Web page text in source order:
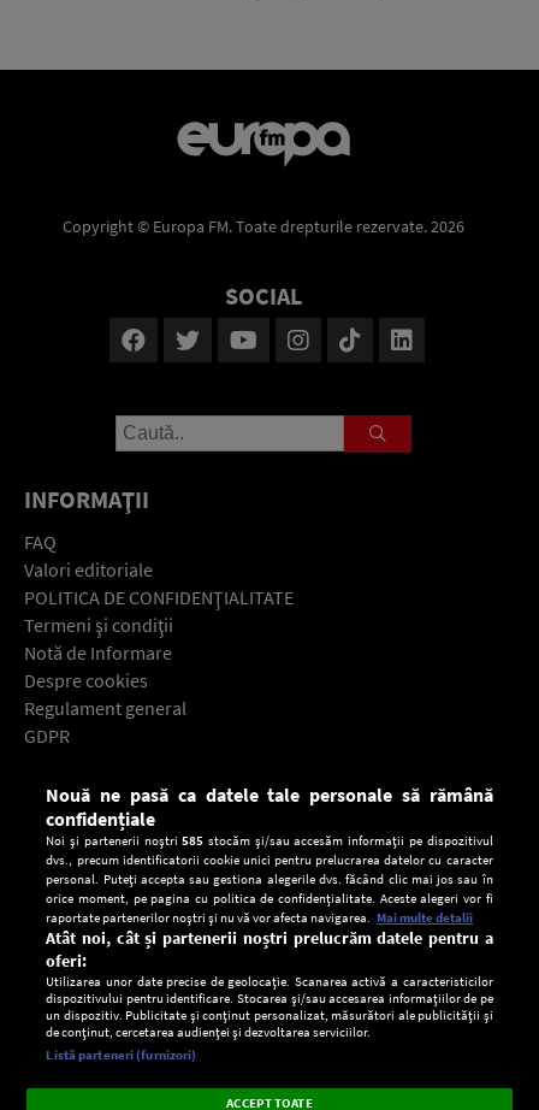
Copyright © Europa FM. Toate drepturile rezervate. 2026
SOCIAL
INFORMAŢII
FAQ
Valori editoriale
POLITICA DE CONFIDENŢIALITATE
Termeni şi condiţii
Notă de Informare
Despre cookies
Regulament general
GDPR
Descarcă gratuit aplicaţia Europa FM pentru smartphone:
Setări:
Dark
Radio live, podcasturi, știri și alerte ×
Nouă ne pasă ca datele tale personale să rămână
confidențiale
Noi și partenerii noștri585 stocăm și/sau accesăm informații pe dispozitivul
dvs., precum identificatorii cookie unici pentru prelucrarea datelor cu caracter
personal. Puteți accepta sau gestiona alegerile dvs. făcând clic mai jos sau în
orice moment, pe pagina cu politica de confidențialitate. Aceste alegeri vor fi
raportate partenerilor noștri și nu vă vor afecta navigarea. Mai multe detalii
Atât noi, cât și partenerii noștri prelucrăm datele pentru a
oferi:
Utilizarea unor date precise de geolocație. Scanarea activă a caracteristicilor
dispozitivului pentru identificare. Stocarea și/sau accesarea informațiilor de pe
un dispozitiv. Publicitate și conținut personalizat, măsurători ale publicității și
de conținut, cercetarea audienței și dezvoltarea serviciilor.
Listă parteneri (furnizori)
ACCEPT TOATE